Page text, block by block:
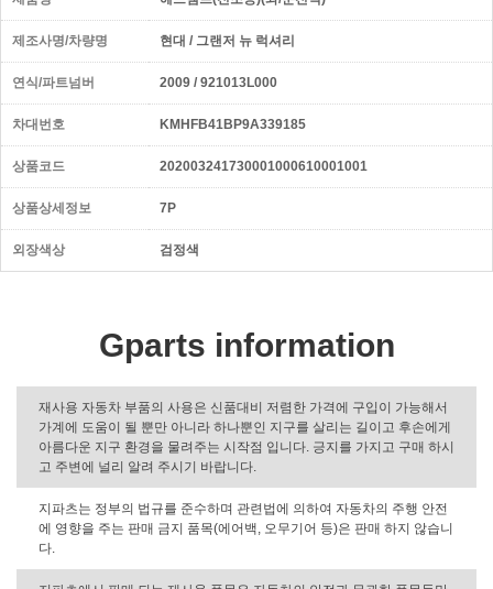
제조사명/차량명 현대 / 그랜저 뉴 럭셔리
연식/파트넘버 2009 / 921013L000
차대번호 KMHFB41BP9A339185
상품코드 202003241730001000610001001
상품상세정보 7P
외장색상 검정색
Gparts information
재사용 자동차 부품의 사용은 신품대비 저렴한 가격에 구입이 가능해서
가계에 도움이 될 뿐만 아니라 하나뿐인 지구를 살리는 길이고 후손에게
아름다운 지구 환경을 물려주는 시작점 입니다. 긍지를 가지고 구매 하시
고 주변에 널리 알려 주시기 바랍니다.
지파츠는 정부의 법규를 준수하며 관련법에 의하여 자동차의 주행 안전
에 영향을 주는 판매 금지 품목(에어백, 오무기어 등)은 판매 하지 않습니
다.